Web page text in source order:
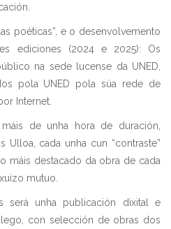
poéticas”, e o desenvolvemento
ediciones (2024 e 2025): Os
na sede lucense da UNED,
pola UNED pola súa rede de
Internet.
de unha hora de duración,
Ulloa, cada unha cun “contraste”
máis destacado da obra de cada
mutuo.
será unha publicación dixital e
con selección de obras dos